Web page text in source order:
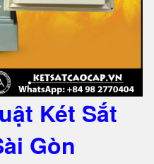
Két Sắt
Gòn